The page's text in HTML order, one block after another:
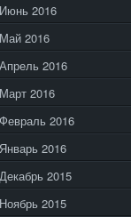
Июнь 2016
Май 2016
Апрель 2016
Март 2016
Февраль 2016
Январь 2016
Декабрь 2015
Ноябрь 2015